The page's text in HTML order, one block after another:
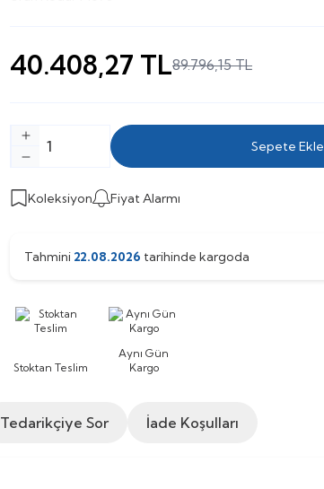
40.408,27 TL89.796,15TL
Sepete Ekle
Koleksiyon Fiyat Alarmı
Tahmini 22.08.2026 tarihinde kargoda
Stoktan Teslim
Aynı Gün
Kargo
Tedarikçiye Sor İade Koşulları